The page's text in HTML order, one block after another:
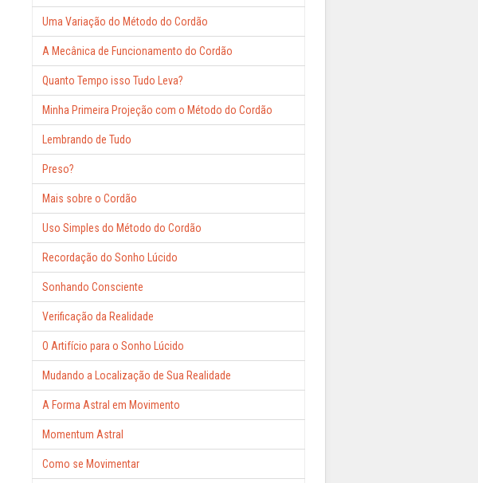
Uma Variação do Método do Cordão
A Mecânica de Funcionamento do Cordão
Quanto Tempo isso Tudo Leva?
Minha Primeira Projeção com o Método do Cordão
Lembrando de Tudo
Preso?
Mais sobre o Cordão
Uso Simples do Método do Cordão
Recordação do Sonho Lúcido
Sonhando Consciente
Verificação da Realidade
O Artifício para o Sonho Lúcido
Mudando a Localização de Sua Realidade
A Forma Astral em Movimento
Momentum Astral
Como se Movimentar